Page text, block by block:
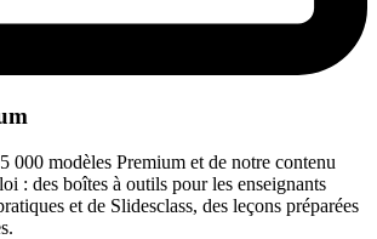
000 modèles Premium et de notre contenu
: des boîtes à outils pour les enseignants
et de Slidesclass, des leçons préparées